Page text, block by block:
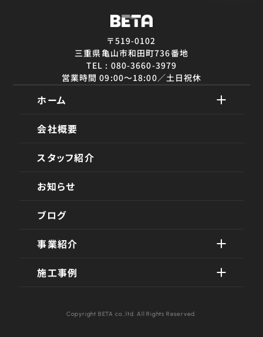
〒519-0102
三重県亀山市和田町736番地
TEL : 080-3660-3979
営業時間 09:00〜18:00／土日祝休
ホーム
会社概要
スタッフ紹介
お知らせ
ブログ
事業紹介
施工事例
Copyright BETA co.,ltd. All Rights Reserved.